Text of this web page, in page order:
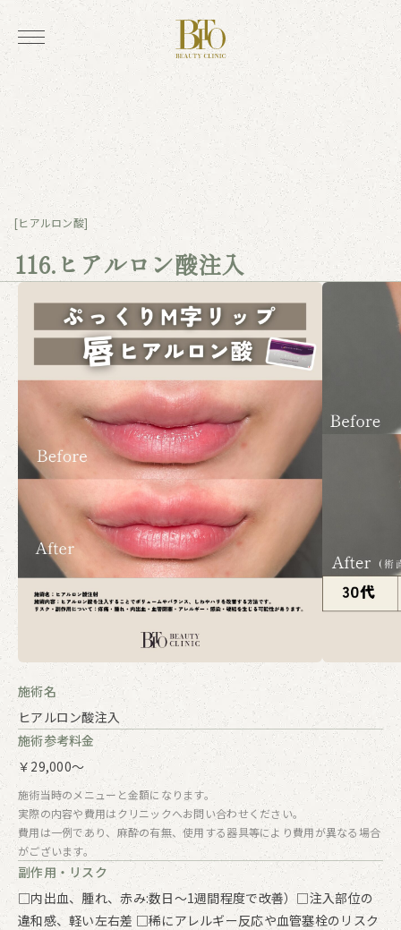
[ヒアルロン酸]
116.ヒアルロン酸注入
施術名
ヒアルロン酸注入
施術参考料金
￥29,000～
施術当時のメニューと金額になります。
実際の内容や費用はクリニックへお問い合わせください。
費用は一例であり、麻酔の有無、使用する器具等により費用が異なる場合
がございます。
副作用・リスク
□内出血、腫れ、赤み:数日〜1週間程度で改善）□注入部位の
違和感、軽い左右差 □稀にアレルギー反応や血管塞栓のリスク